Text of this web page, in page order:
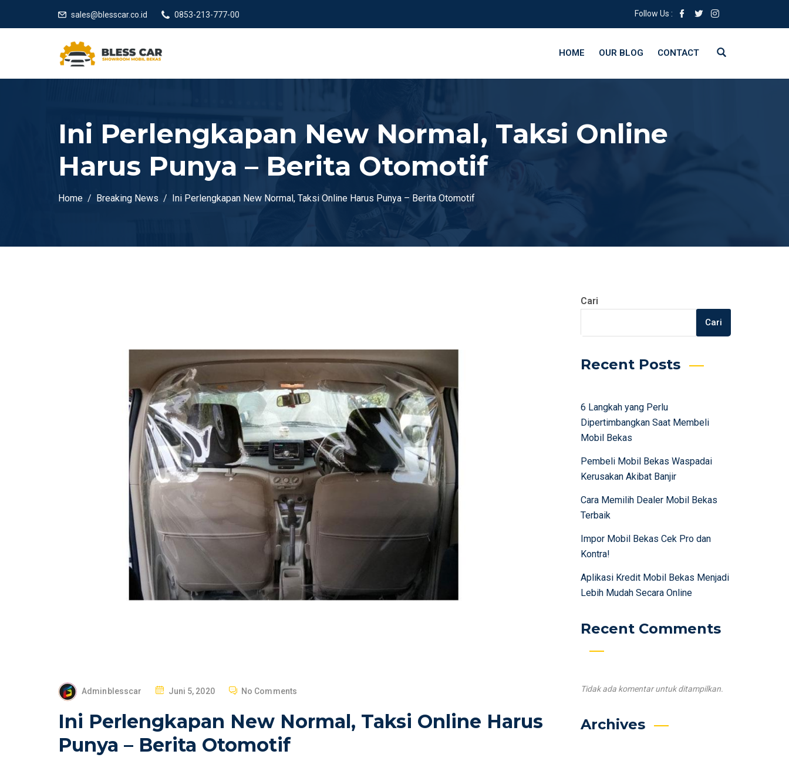
sales@blesscar.co.id 0853-213-777-00 Follow Us :
HOME OUR BLOG CONTACT
Ini Perlengkapan New Normal, Taksi Online
Harus Punya – Berita Otomotif
Home Breaking News Ini Perlengkapan New Normal, Taksi Online Harus Punya – Berita Otomotif
Adminblesscar
S
E
Juni 5, 2020 No Comments
Ini Perlengkapan New Normal, Taksi Online Harus
Punya – Berita Otomotif
Cari
Cari
Recent Posts
6 Langkah yang Perlu
Dipertimbangkan Saat Membeli
Mobil Bekas
Pembeli Mobil Bekas Waspadai
Kerusakan Akibat Banjir
Cara Memilih Dealer Mobil Bekas
Terbaik
Impor Mobil Bekas Cek Pro dan
Kontra!
Aplikasi Kredit Mobil Bekas Menjadi
Lebih Mudah Secara Online
Recent Comments
Tidak ada komentar untuk ditampilkan.
Archives